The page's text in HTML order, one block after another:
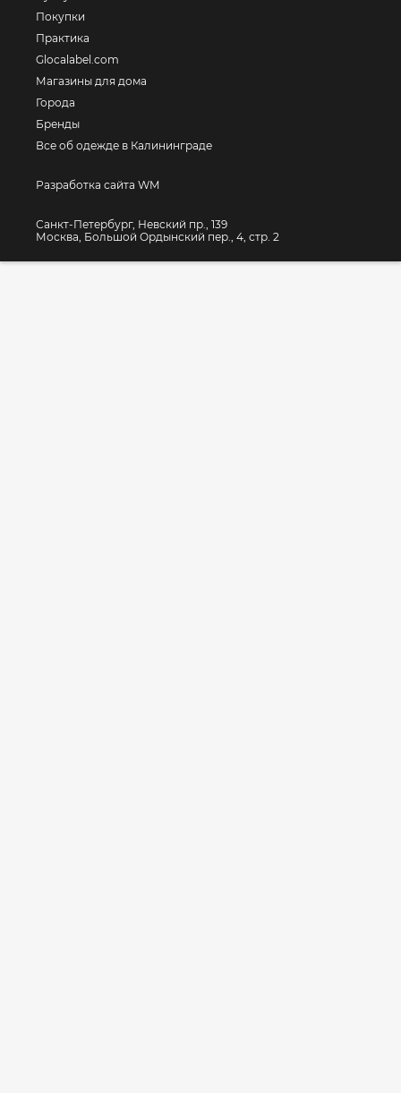
Покупки
Практика
Glocalabel.com
Магазины для дома
Города
Бренды
Все об одежде в Калининграде
Разработка сайта WM
Санкт-Петербург, Невский пр., 139
Москва, Большой Ордынский пер., 4, стр. 2